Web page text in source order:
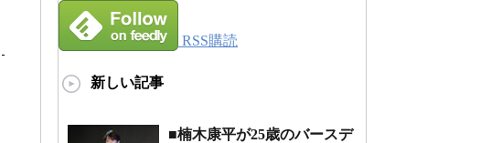
RSS購読
新しい記事
■楠木康平が25歳のバースデ